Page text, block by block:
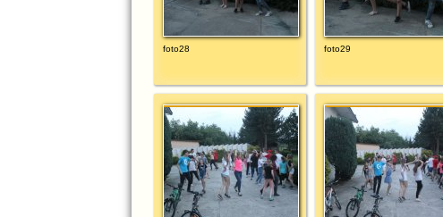
foto28 foto29